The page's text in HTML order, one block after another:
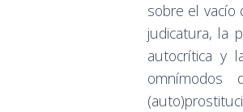
sobre el vacío
judicatura, la
autocrítica y